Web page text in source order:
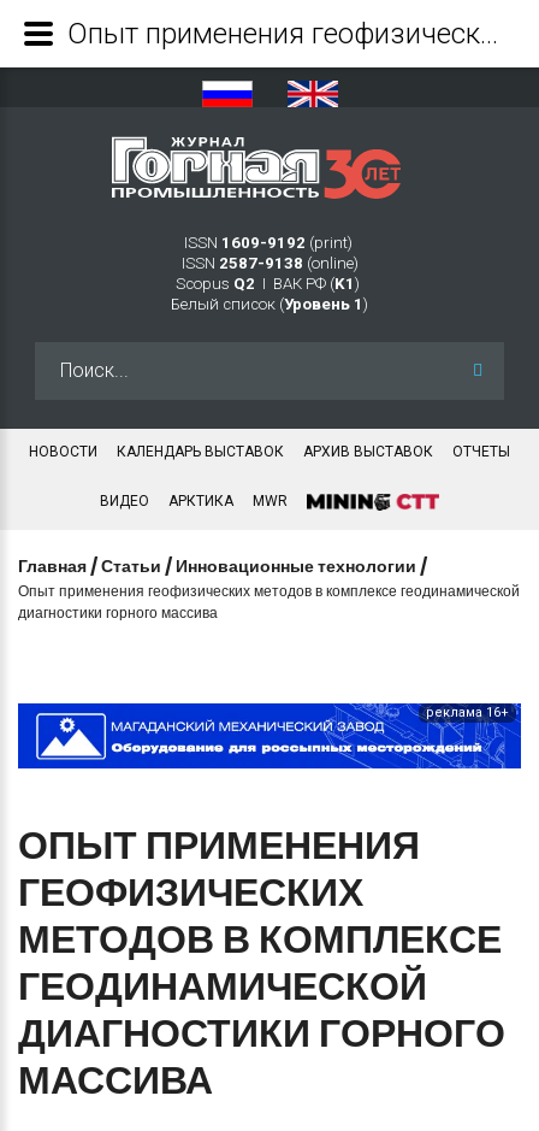
ISSN 1609-9192 (print)
ISSN 2587-9138 (online)
Scopus Q2 Ι ВАК РФ (K1 )
Белый список (Уровень 1 )
НОВОСТИ КАЛЕНДАРЬ ВЫСТАВОК АРХИВ ВЫСТАВОК ОТЧЕТЫ
ВИДЕО АРКТИКА MWR
Главная /Статьи / Инновационные технологии /
Опыт применения геофизических методов в комплексе геодинамической
диагностики горного массива
реклама 16+
ОПЫТ ПРИМЕНЕНИЯ
ГЕОФИЗИЧЕСКИХ
МЕТОДОВ В КОМПЛЕКСЕ
ГЕОДИНАМИЧЕСКОЙ
ДИАГНОСТИКИ ГОРНОГО
МАССИВА
Опыт применения геофизических методов в комплексе геодинамической диагностики горного массива - Журнал Горная промышленность